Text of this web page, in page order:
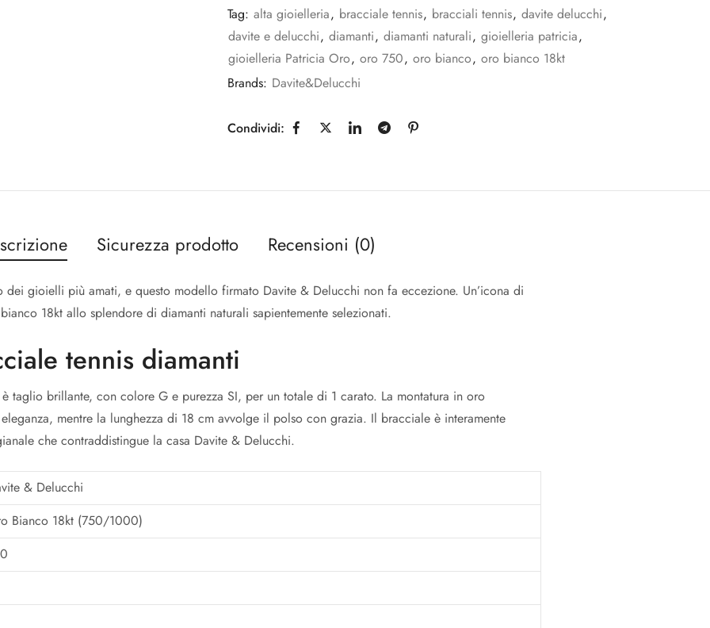
Tag: alta gioielleria, bracciale tennis, bracciali tennis, davite delucchi,
davite e delucchi, diamanti, diamanti naturali, gioielleria patricia,
gioielleria Patricia Oro, oro 750, oro bianco, oro bianco 18kt
Brands: Davite&Delucchi
Condividi:
Sicurezza prodotto Recensioni (0)
dei gioielli più amati, e questo modello firmato Davite & Delucchi non fa eccezione. Un’icona di
18kt allo splendore di diamanti naturali sapientemente selezionati.
tennis diamanti
taglio brillante, con colore G e purezza SI, per un totale di 1 carato. La montatura in oro
mentre la lunghezza di 18 cm avvolge il polso con grazia. Il bracciale è interamente
che contraddistingue la casa Davite & Delucchi.
& Delucchi
Bianco 18kt (750/1000)